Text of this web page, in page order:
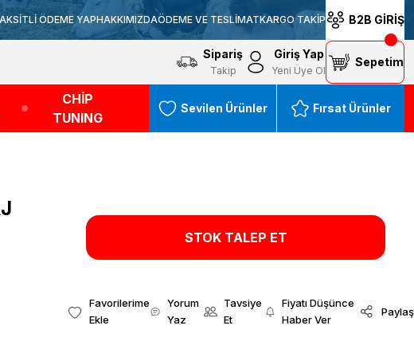
ÖDEME YAPHAKKIMIZDAÖDEME VE TESLİMATKARGO TAKİP B2B GİRİŞ
Sipariş
Takip
Giriş Yap
Yeni Üye Ol
Sepetim
CHİP
TUNING
Sevilen Ürünler Fırsat Ürünler
STOK TALEP ET
Yorum
Yaz
Tavsiye
Et
Fiyatı Düşünce
Haber Ver
Paylaş